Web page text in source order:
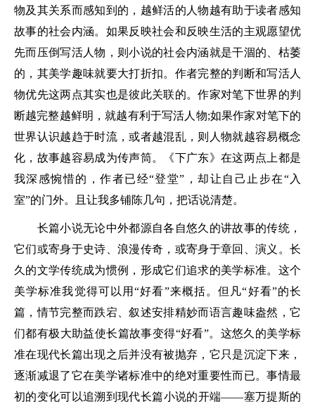
物及其关系而感知到的，越鲜活的人物越有助于读者感知
故事的社会内涵。如果反映社会和反映生活的主观愿望优
先而压倒写活人物，则小说的社会内涵就是干涸的、枯萎
的，其美学趣味就要大打折扣。作者完整的判断和写活人
物优先这两点其实也是彼此关联的。作家对笔下世界的判
断越完整越鲜明，就越有利于写活人物;如果作家对笔下的
世界认识越趋于时流，或者越混乱，则人物就越容易概念
化，故事越容易成为传声筒。《下广东》在这两点上都是
我深感惋惜的，作者已经“登堂”，却让自己止步在“入
室”的门外。且让我多铺陈几句，把话说清楚。
长篇小说无论中外都源自各自悠久的讲故事的传统，
它们或寄身于史诗、浪漫传奇，或寄身于章回、演义。长
久的文学传统成为惯例，形成它们追求的美学标准。这个
美学标准我觉得可以用“好看”来概括。但凡“好看”的长
篇，情节完整而跌宕、叙述安排精妙而语言趣味盎然，它
们都有极大助益使长篇故事变得“好看”。这悠久的美学标
准在现代长篇出现之后并没有被抛弃，它只是沉淀下来，
逐渐减退了它在美学诸标准中的绝对重要性而已。事情最
初的变化可以追溯到现代长篇小说的开端——塞万提斯的